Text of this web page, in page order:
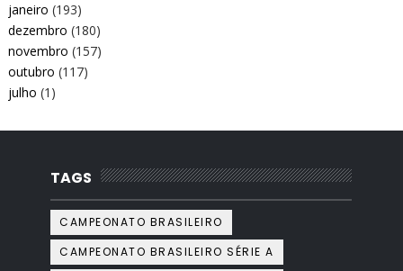
janeiro (193)
dezembro (180)
novembro (157)
outubro (117)
julho (1)
TAGS
CAMPEONATO BRASILEIRO
CAMPEONATO BRASILEIRO SÉRIE A